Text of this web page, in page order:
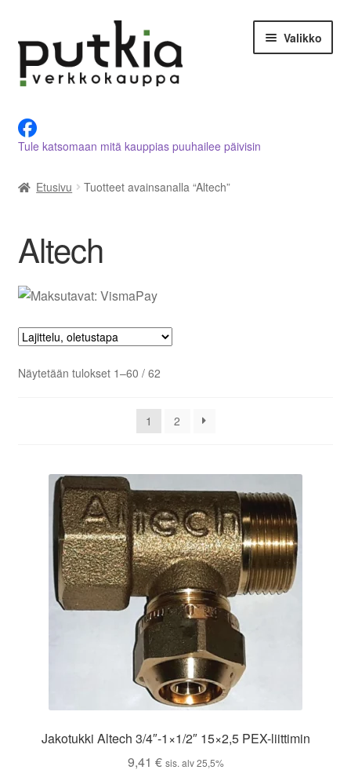
navigointiin
sisältöön
Valikko
Tietoja meistä
Asiakastilini
Tule katsomaan mitä kauppias puuhailee päivisin
Etusivu Tuotteet avainsanalla “Altech”
Altech
Näytetään tulokset 1–60 / 62
1 2
Jakotukki Altech 3/4″-1×1/2″ 15×2,5 PEX-liittimin
9,41 € sis. alv 25,5%